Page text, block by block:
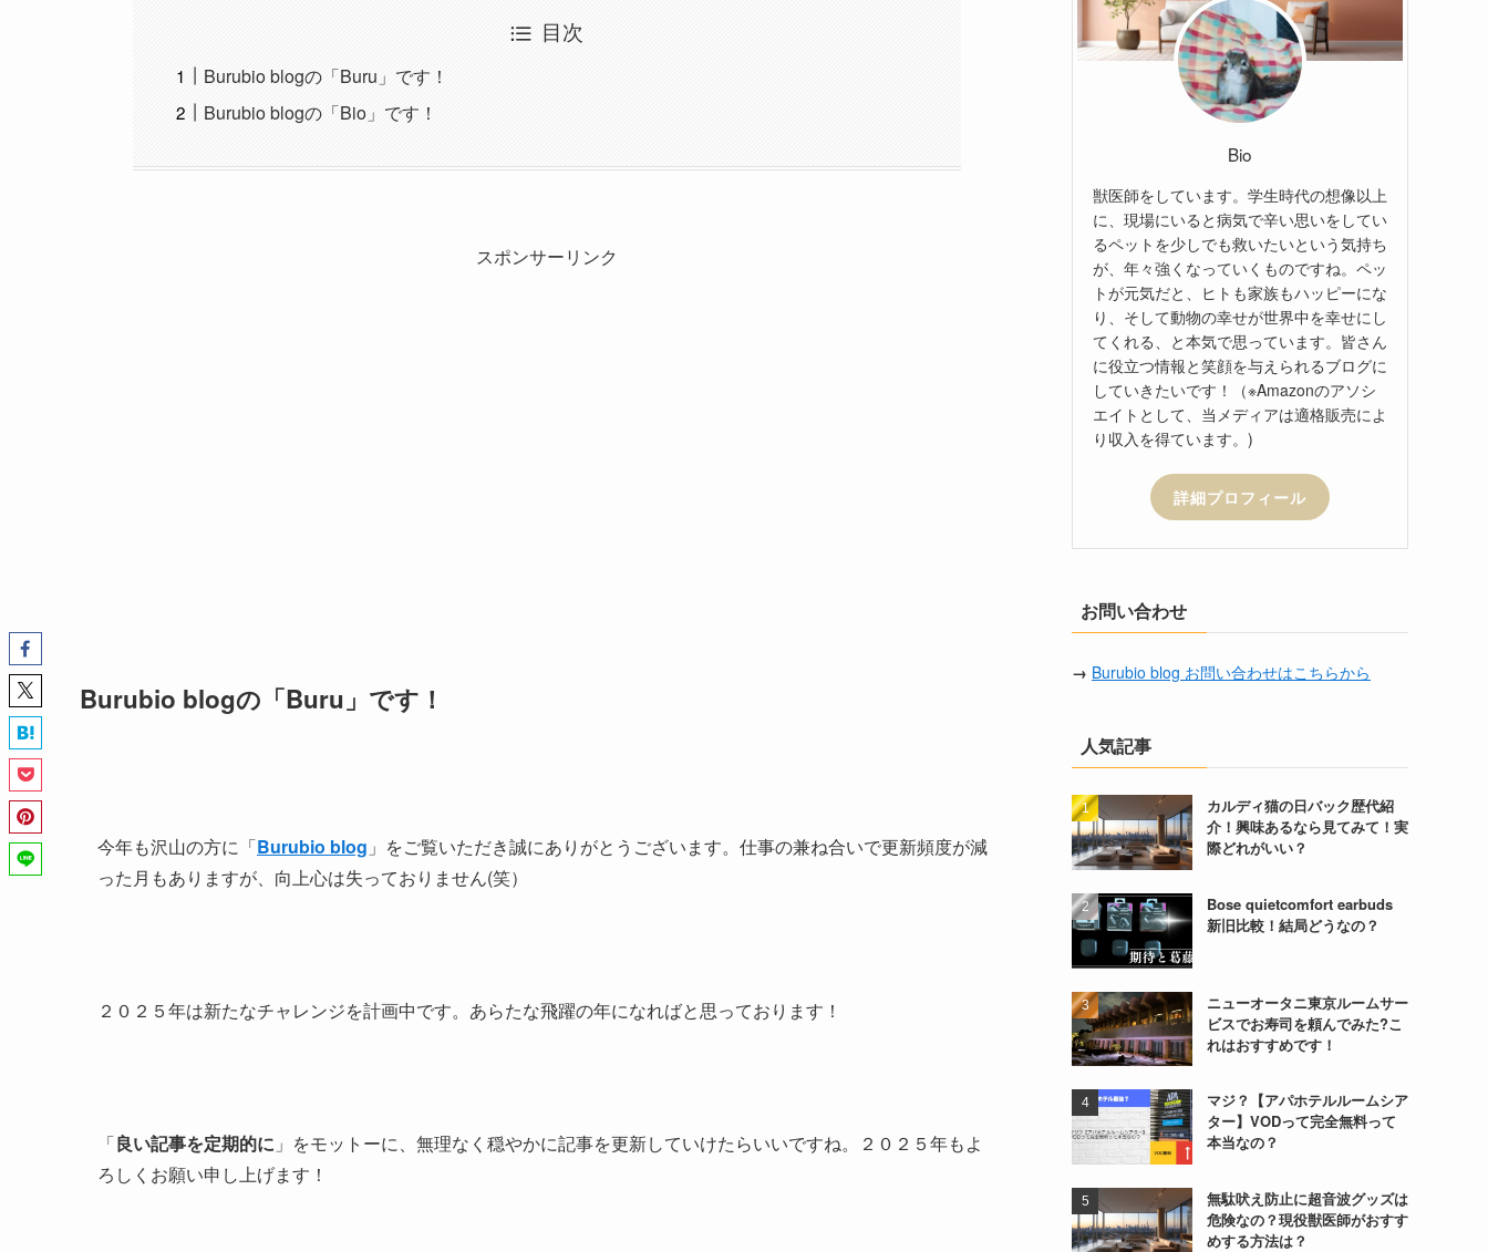
目次
Burubio blogの「Buru」です！
Burubio blogの「Bio」です！
スポンサーリンク
Burubio blogの「Buru」です！
今年も沢山の方に「Burubio blog 」をご覧いただき誠にありがとうございます。仕事の兼ね合いで更新頻度が減
った月もありますが、向上心は失っておりません(笑）
２０２５年は新たなチャレンジを計画中です。あらたな飛躍の年になればと思っております！
「良い記事を定期的に 」をモットーに、無理なく穏やかに記事を更新していけたらいいですね。２０２５年もよ
ろしくお願い申し上げます！
Bio
獣医師をしています。学生時代の想像以上
に、現場にいると病気で辛い思いをしてい
るペットを少しでも救いたいという気持ち
が、年々強くなっていくものですね。ペッ
トが元気だと、ヒトも家族もハッピーにな
り、そして動物の幸せが世界中を幸せにし
てくれる、と本気で思っています。皆さん
に役立つ情報と笑顔を与えられるブログに
していきたいです！（※Amazonのアソシ
エイトとして、当メディアは適格販売によ
り収入を得ています。)
詳細プロフィール
お問い合わせ
→ Burubio blog お問い合わせはこちらから
人気記事
カルディ猫の日バック歴代紹
介！興味あるなら見てみて！実
際どれがいい？
Bose quietcomfort earbuds
新旧比較！結局どうなの？
ニューオータニ東京ルームサー
ビスでお寿司を頼んでみた?こ
れはおすすめです！
マジ？【アパホテルルームシア
ター】VODって完全無料って
本当なの？
無駄吠え防止に超音波グッズは
危険なの？現役獣医師がおすす
めする方法は？